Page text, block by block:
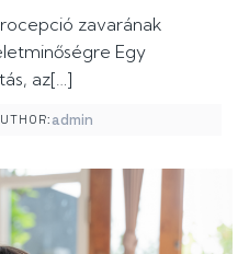
zavarának
Egy
az[…]
admin